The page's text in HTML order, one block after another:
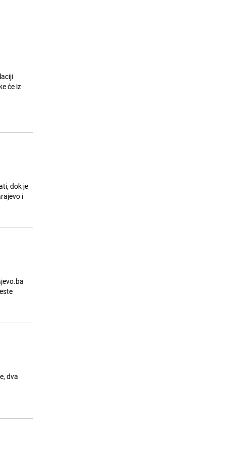
će iz
dok je
i
dva